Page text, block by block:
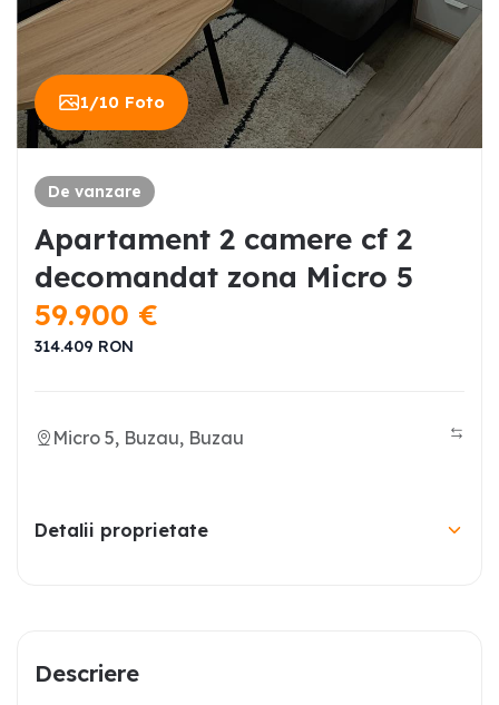
1/10 Foto
De vanzare
Apartament 2 camere cf 2
decomandat zona Micro 5
59.900 €
314.409 RON
Micro 5, Buzau, Buzau
Detalii proprietate
Descriere